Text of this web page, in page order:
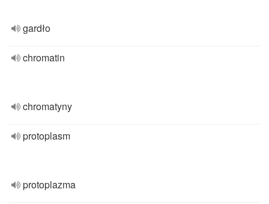
gardło
chromatin
chromatyny
protoplasm
protoplazma